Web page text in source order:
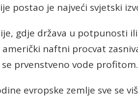
postao je najveći svjetski
gdje država u potpunosti
naftni procvat
prvenstveno vode profitom.
evropske zemlje sve se